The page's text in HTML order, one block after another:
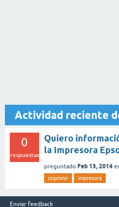
Actividad reciente
0
respuestas
Quiero
la Impresora
preguntado Feb 13, 2014
imprimir impresora
Enviar feedback